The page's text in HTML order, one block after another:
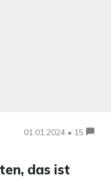
01.01.2024 • 15
das ist